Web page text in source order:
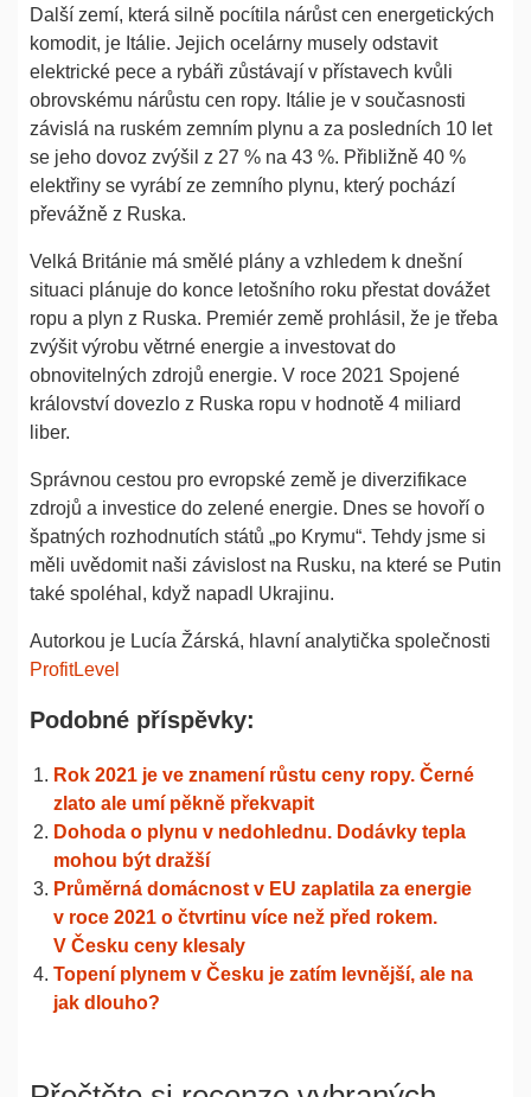
Další zemí, která silně pocítila nárůst cen energetických
komodit, je Itálie. Jejich ocelárny musely odstavit
elektrické pece a rybáři zůstávají v přístavech kvůli
obrovskému nárůstu cen ropy. Itálie je v současnosti
závislá na ruském zemním plynu a za posledních 10 let
se jeho dovoz zvýšil z 27 % na 43 %. Přibližně 40 %
elektřiny se vyrábí ze zemního plynu, který pochází
převážně z Ruska.
Velká Británie má smělé plány a vzhledem k dnešní
situaci plánuje do konce letošního roku přestat dovážet
ropu a plyn z Ruska. Premiér země prohlásil, že je třeba
zvýšit výrobu větrné energie a investovat do
obnovitelných zdrojů energie. V roce 2021 Spojené
království dovezlo z Ruska ropu v hodnotě 4 miliard
liber.
Správnou cestou pro evropské země je diverzifikace
zdrojů a investice do zelené energie. Dnes se hovoří o
špatných rozhodnutích států „po Krymu“. Tehdy jsme si
měli uvědomit naši závislost na Rusku, na které se Putin
také spoléhal, když napadl Ukrajinu.
Autorkou je Lucía Žárská, hlavní analytička společnosti
ProfitLevel
Podobné příspěvky:
Rok 2021 je ve znamení růstu ceny ropy. Černé
zlato ale umí pěkně překvapit
Dohoda o plynu v nedohlednu. Dodávky tepla
mohou být dražší
Průměrná domácnost v EU zaplatila za energie
v roce 2021 o čtvrtinu více než před rokem.
V Česku ceny klesaly
Topení plynem v Česku je zatím levnější, ale na
jak dlouho?